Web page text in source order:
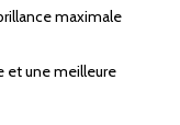
maximale
et une meilleure